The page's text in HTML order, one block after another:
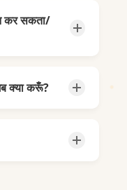
पत्र),
कर सकता/
कर सकते हैं
।
मान्य नहीं
क्या करूँ?
यदि नहीं, तो